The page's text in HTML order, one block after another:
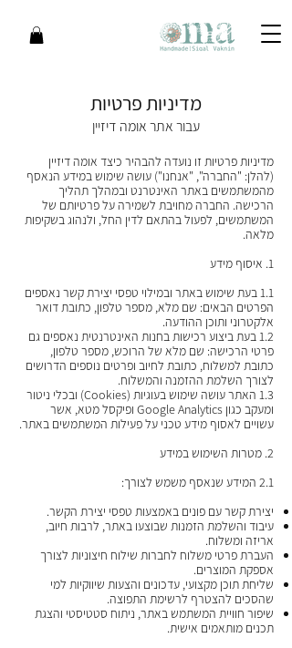
מדיניות פרטיות
עבור אתר אומה דיזיין
מדיניות פרטיות זו נועדה להבהיר כיצד אומה דיזיין
(להלן: "החברה", "אנחנו") עושה שימוש במידע הנאסף
מהמשתמשים באתר האינטרנט ובמהלך תהליך
הרכישה. החברה מחויבת לשמירה על פרטיותם של
המשתמשים, לפעול בהתאם לדין החל, ולנהוג בשקיפות
מלאה.
1. איסוף מידע
1.1 בעת שימוש באתר ובמילוי טפסי יצירת קשר נאספים
הפרטים הבאים: שם מלא, מספר טלפון, כתובת דואר
אלקטרוני ותוכן ההודעה.
1.2 בעת ביצוע רכישות בחנות האינטרנטית נאספים גם
פרטי הרכישה: שם מלא של הרוכש, מספר טלפון,
כתובת למשלוח, כתובת לחיוב ופרטים נוספים הדרושים
לצורך השלמת ההזמנה והמשלוח.
1.3 האתר עושה שימוש בעוגיות (Cookies) ובכלי ניטור
ומעקב כגון Google Analytics ופיקסל מטא, אשר
עשויים לאסוף מידע טכני על פעילות המשתמשים באתר.
2. מטרות השימוש במידע
2.1 המידע שנאסף משמש לצורך:
יצירת קשר עם פונים באמצעות טפסי יצירת הקשר.
עיבוד והשלמת הזמנות שבוצעו באתר, לרבות חיוב,
אריזה ומשלוח.
העברת פרטי משלוח לחברות שילוח חיצוניות לצורך
אספקת המוצרים.
שליחת תוכן מקצועי, עדכונים והצעות שיווקיות למי
שהסכים להצטרף לרשימת התפוצה.
שיפור חוויית המשתמש באתר, ניתוח סטטיסטי והצגת
תכנים מותאמים אישית.